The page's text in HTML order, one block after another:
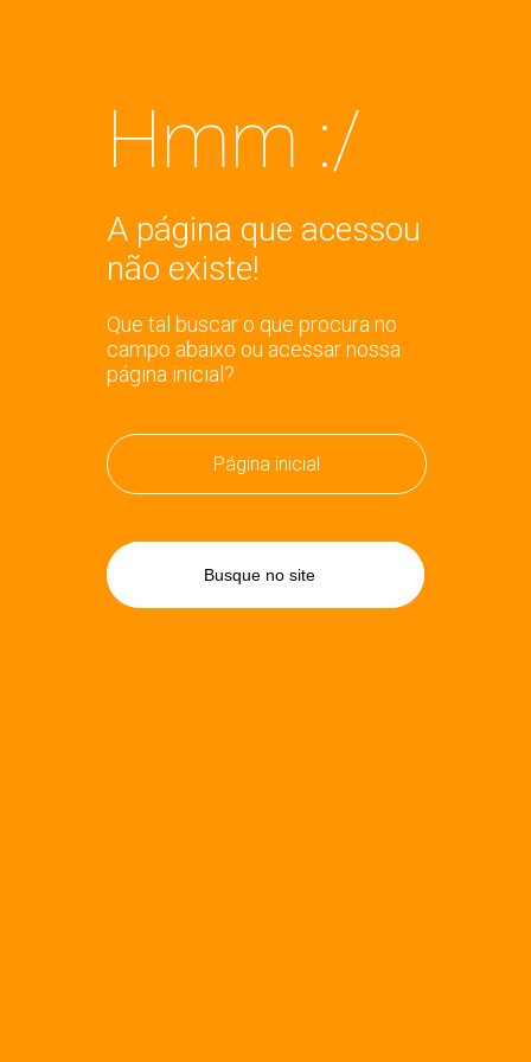
Hmm :/
A página que acessou
não existe!
Que tal buscar o que procura no
campo abaixo ou acessar nossa
página inicial?
Página inicial